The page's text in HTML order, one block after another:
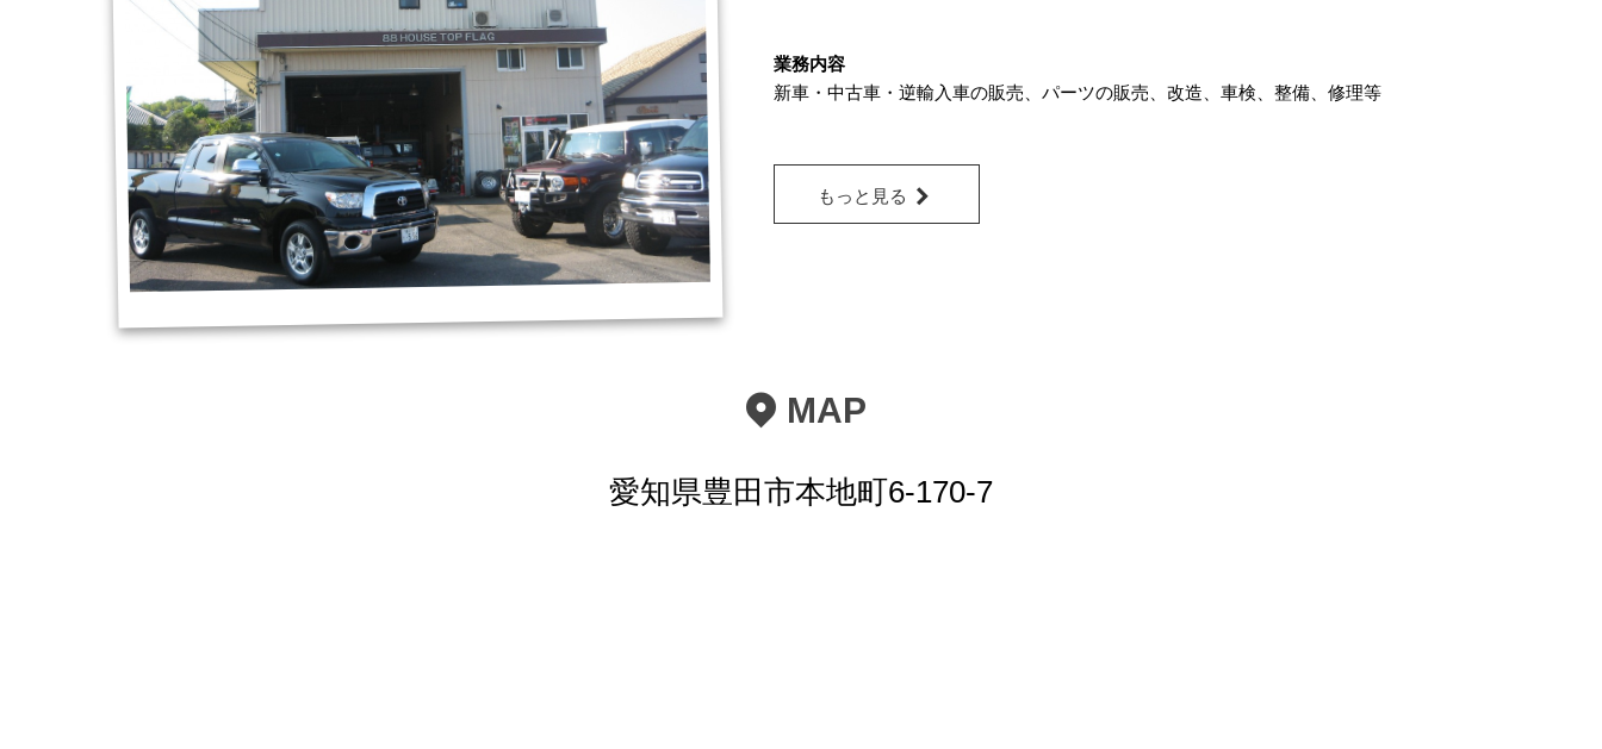
業務内容
新車・中古車・逆輸入車の販売
パーツの販売 、改造、車検、整備、修理等
もっと見る
MAP
愛知県豊田市本地町6-170-7